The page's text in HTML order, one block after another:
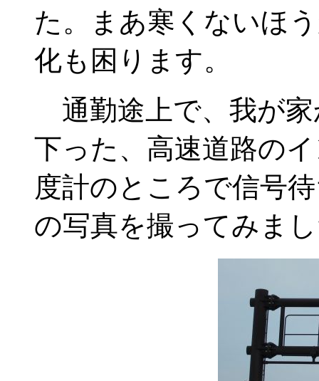
た。まあ寒くないほ
化も困ります。
通勤途上で、我が家
下った、高速道路の
度計のところで信号
の写真を撮ってみま